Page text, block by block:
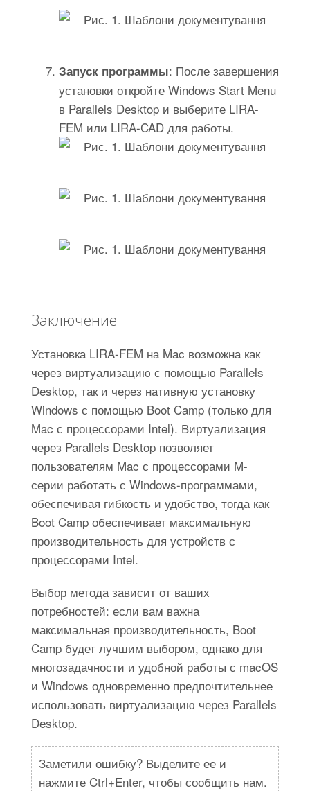
Запуск программы: После завершения
установки откройте Windows Start Menu
в Parallels Desktop и выберите LIRA-
FEM или LIRA-CAD для работы.
Заключение
Установка LIRA-FEM на Mac возможна как
через виртуализацию с помощью Parallels
Desktop, так и через нативную установку
Windows с помощью Boot Camp (только для
Mac с процессорами Intel). Виртуализация
через Parallels Desktop позволяет
пользователям Mac с процессорами M-
серии работать с Windows-программами,
обеспечивая гибкость и удобство, тогда как
Boot Camp обеспечивает максимальную
производительность для устройств с
процессорами Intel.
Выбор метода зависит от ваших
потребностей: если вам важна
максимальная производительность, Boot
Camp будет лучшим выбором, однако для
многозадачности и удобной работы с macOS
и Windows одновременно предпочтительнее
использовать виртуализацию через Parallels
Desktop.
Заметили ошибку? Выделите ее и
нажмите Ctrl+Enter, чтобы сообщить нам.